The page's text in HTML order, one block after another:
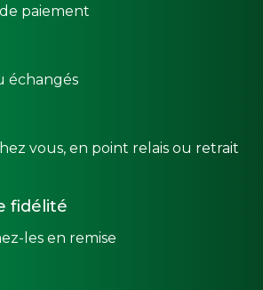
paiement
échangés
vous, en point relais ou retrait
fidélité
les en remise